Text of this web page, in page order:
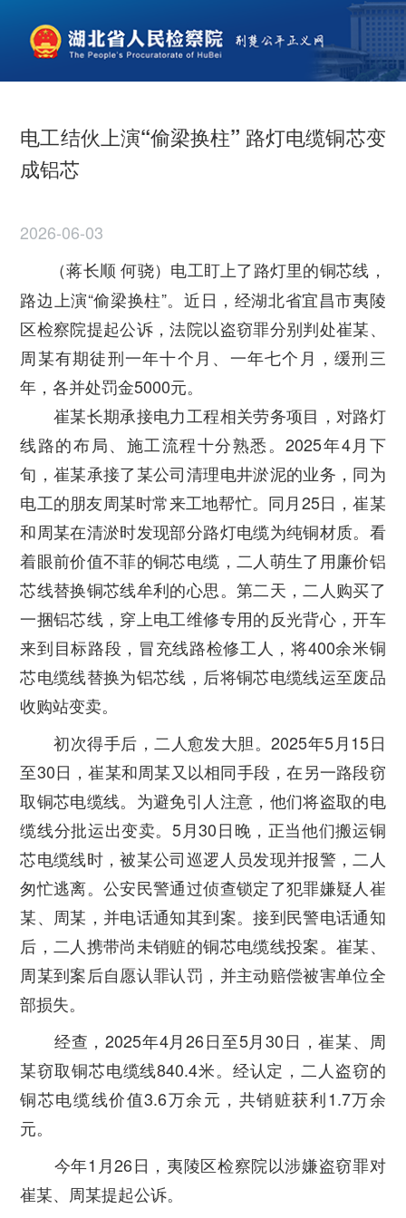
电工结伙上演“偷梁换柱” 路灯电缆铜芯变
成铝芯
2026-06-03
（蒋长顺 何骁） 电工盯上了路灯里的铜芯线，
路边上演“偷梁换柱”。近日，经湖北省宜昌市夷陵
区检察院提起公诉，法院以盗窃罪分别判处崔某、
周某有期徒刑一年十个月、一年七个月，缓刑三
年，各并处罚金5000元。
崔某长期承接电力工程相关劳务项目，对路灯
线路的布局、施工流程十分熟悉。2025年4月下
旬，崔某承接了某公司清理电井淤泥的业务，同为
电工的朋友周某时常来工地帮忙。同月25日，崔某
和周某在清淤时发现部分路灯电缆为纯铜材质。看
着眼前价值不菲的铜芯电缆，二人萌生了用廉价铝
芯线替换铜芯线牟利的心思。第二天，二人购买了
一捆铝芯线，穿上电工维修专用的反光背心，开车
来到目标路段，冒充线路检修工人，将400余米铜
芯电缆线替换为铝芯线，后将铜芯电缆线运至废品
收购站变卖。
初次得手后，二人愈发大胆。2025年5月15日
至30日，崔某和周某又以相同手段，在另一路段窃
取铜芯电缆线。为避免引人注意，他们将盗取的电
缆线分批运出变卖。5月30日晚，正当他们搬运铜
芯电缆线时，被某公司巡逻人员发现并报警，二人
匆忙逃离。公安民警通过侦查锁定了犯罪嫌疑人崔
某、周某，并电话通知其到案。接到民警电话通知
后，二人携带尚未销赃的铜芯电缆线投案。崔某、
周某到案后自愿认罪认罚，并主动赔偿被害单位全
部损失。
经查，2025年4月26日至5月30日，崔某、周
某窃取铜芯电缆线840.4米。经认定，二人盗窃的
铜芯电缆线价值3.6万余元，共销赃获利1.7万余
元。
今年1月26日，夷陵区检察院以涉嫌盗窃罪对
崔某、周某提起公诉。